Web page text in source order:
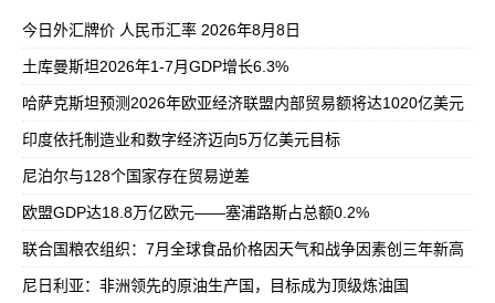
今日外汇牌价 人民币汇率 2026年8月8日
土库曼斯坦2026年1-7月GDP增长6.3%
哈萨克斯坦预测2026年欧亚经济联盟内部贸易额将达1020亿美元
印度依托制造业和数字经济迈向5万亿美元目标
尼泊尔与128个国家存在贸易逆差
欧盟GDP达18.8万亿欧元——塞浦路斯占总额0.2%
联合国粮农组织：7月全球食品价格因天气和战争因素创三年新高
尼日利亚：非洲领先的原油生产国，目标成为顶级炼油国